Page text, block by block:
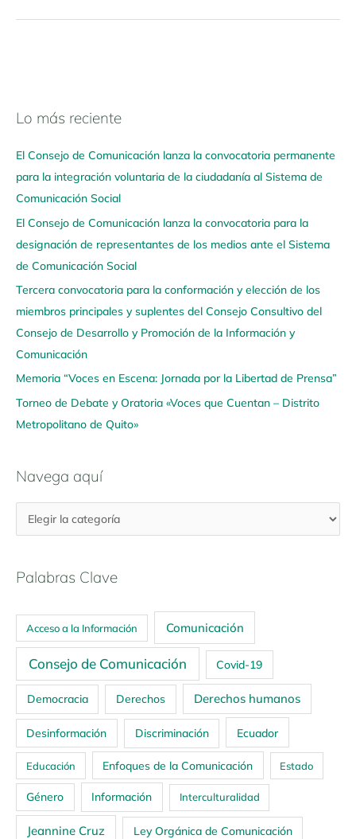
Lo más reciente
El Consejo de Comunicación lanza la convocatoria permanente
para la integración voluntaria de la ciudadanía al Sistema de
Comunicación Social
El Consejo de Comunicación lanza la convocatoria para la
designación de representantes de los medios ante el Sistema
de Comunicación Social
Tercera convocatoria para la conformación y elección de los
miembros principales y suplentes del Consejo Consultivo del
Consejo de Desarrollo y Promoción de la Información y
Comunicación
Memoria “Voces en Escena: Jornada por la Libertad de Prensa”
Torneo de Debate y Oratoria «Voces que Cuentan – Distrito
Metropolitano de Quito»
Navega aquí
N
v
e
g
a
a
q
u
í
Palabras Clave
Acceso a la Información Comunicación
Consejo de Comunicación Covid-19
Democracia Derechos Derechos humanos
Desinformación Discriminación Ecuador
Educación Enfoques de la Comunicación Estado
Género Información Interculturalidad
Jeannine Cruz Ley Orgánica de Comunicación